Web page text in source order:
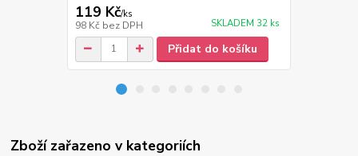
119 Kč/ks
98 Kč bez DPH SKLADEM 32 ks
Přidat do košíku
Zboží zařazeno v kategoriích